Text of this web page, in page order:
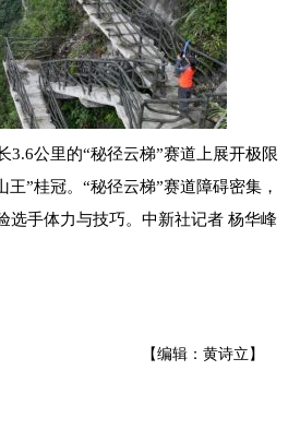
公里的“秘径云梯”赛道上展开极限
”桂冠。“秘径云梯”赛道障碍密集，
选手体力与技巧。中新社记者 杨华峰
【编辑：黄诗立】